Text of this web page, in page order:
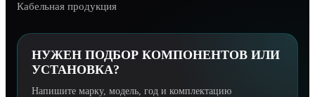
Кабельная продукция
НУЖЕН ПОДБОР КОМПОНЕНТОВ ИЛИ
УСТАНОВКА?
Напишите марку, модель, год и комплектацию